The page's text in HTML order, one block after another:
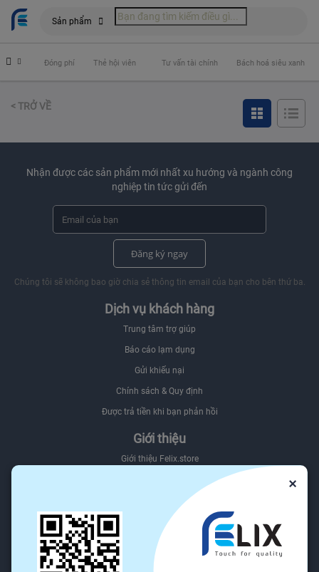
Sản phẩm
Đóng phí Thẻ hội viên Tư vấn tài chính Bách hoá siêu xanh
< TRỞ VỀ
Nhận được các sản phẩm mới nhất xu hướng và ngành công
nghiệp tin tức gửi đến
Đăng ký ngay
Chúng tôi sẽ không bao giờ chia sẻ thông tin email của bạn cho bên thứ ba.
Dịch vụ khách hàng
Trung tâm trợ giúp
Báo cáo lạm dụng
Gửi khiếu nại
Chính sách & Quy định
Được trả tiền khi bạn phản hồi
Giới thiệu
Giới thiệu Felix.store
Sơ đồ website
Felix.store Blog
Tìm nguồn hàng trên Felix.store
×